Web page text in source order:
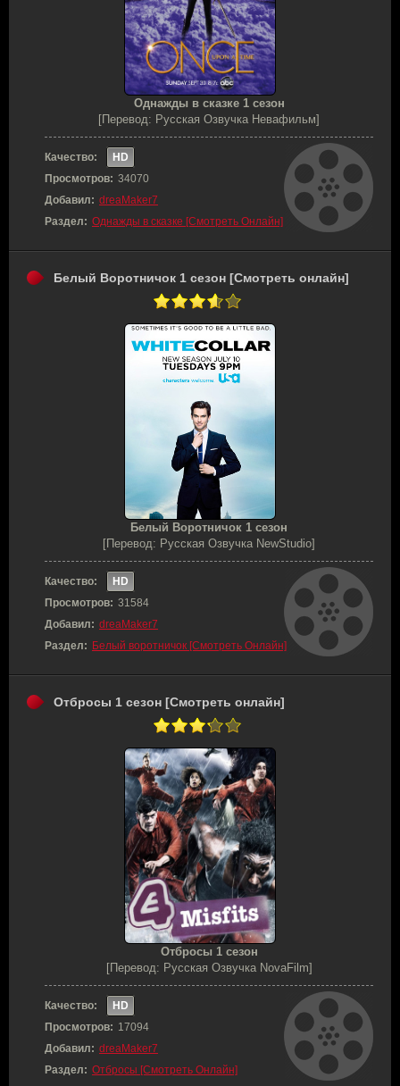
Однажды в сказке 1 сезон
[Перевод: Русская Озвучка Невафильм]
Качество:
HD
Просмотров: 34070
Добавил: dreaMaker7
Раздел: Однажды в сказке [Смотреть Онлайн]
Белый Воротничок 1 сезон [Смотреть онлайн]
Белый Воротничок 1 сезон
[Перевод: Русская Озвучка NewStudio]
Качество:
HD
Просмотров: 31584
Добавил: dreaMaker7
Раздел: Белый воротничок [Смотреть Онлайн]
Отбросы 1 сезон [Смотреть онлайн]
Отбросы 1 сезон
[Перевод: Русская Озвучка NovaFilm]
Качество:
HD
Просмотров: 17094
Добавил: dreaMaker7
Раздел: Отбросы [Смотреть Онлайн]